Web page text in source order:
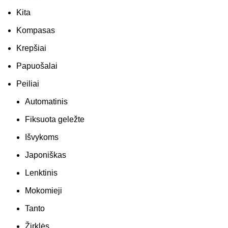
Kita
Kompasas
Krepšiai
Papuošalai
Peiliai
Automatinis
Fiksuota geležte
Išvykoms
Japoniškas
Lenktinis
Mokomieji
Tanto
Žirklės